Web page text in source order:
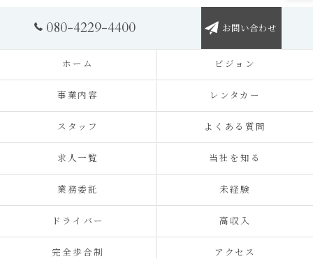
080-4229-4400 お問い合わせ
ホーム ビジョン
事業内容 レンタカー
スタッフ よくある質問
求人一覧 当社を知る
業務委託 未経験
ドライバー 高収入
完全歩合制 アクセス